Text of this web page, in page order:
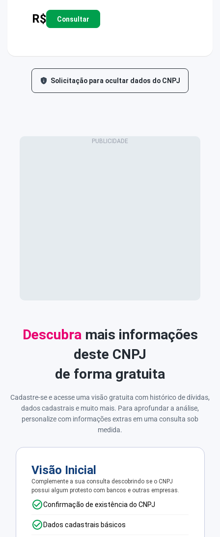
R$ Consultar
Solicitação para ocultar dados do CNPJ
Descubramais informações
deste CNPJ
de forma gratuita
Cadastre-se e acesse uma visão gratuita com histórico de dívidas,
dados cadastrais e muito mais. Para aprofundar a análise,
personalize com informações extras em uma consulta sob
medida.
Visão Inicial
Complemente a sua consulta descobrindo se o CNPJ
possui algum protesto com bancos e outras empresas.
Confirmação de existência do CNPJ
Dados cadastrais básicos